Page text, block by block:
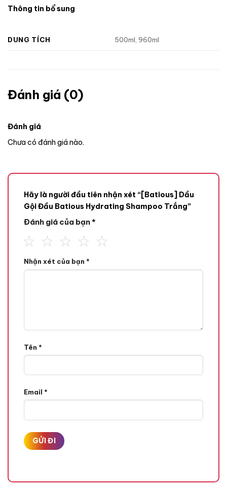
Thông tin bổ sung
DUNG TÍCH 500ml, 960ml
Đánh giá (0)
Đánh giá
Chưa có đánh giá nào.
Hãy là người đầu tiên nhận xét “[Batious] Dầu
Gội Đầu Batious Hydrating Shampoo Trắng”
Đánh giá của bạn*
Nhận xét của bạn *
Tên *
Email *